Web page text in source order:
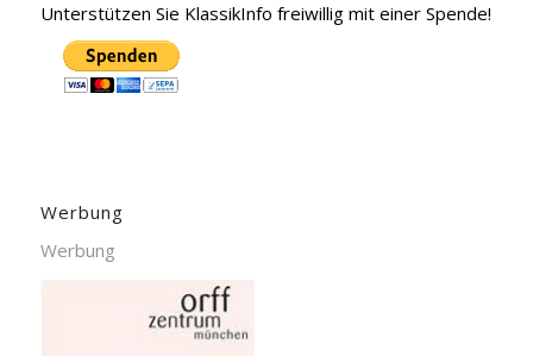
Unterstützen Sie KlassikInfo freiwillig mit einer Spende!
Werbung
Werbung